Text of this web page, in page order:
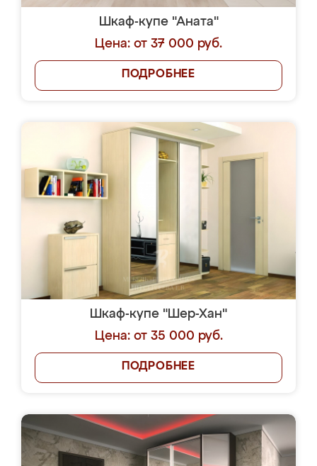
Шкаф-купе "Аната"
Цена: от 37 000 руб.
ПОДРОБНЕЕ
Шкаф-купе "Шер-Хан"
Цена: от 35 000 руб.
ПОДРОБНЕЕ